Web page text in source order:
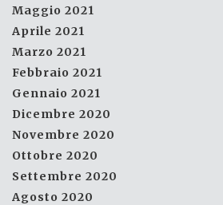
Maggio 2021
Aprile 2021
Marzo 2021
Febbraio 2021
Gennaio 2021
Dicembre 2020
Novembre 2020
Ottobre 2020
Settembre 2020
Agosto 2020